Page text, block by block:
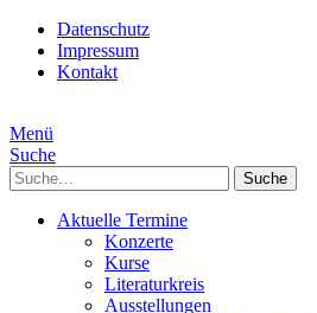
Datenschutz
Impressum
Kontakt
Menü
Suche
Suche
Aktuelle Termine
Konzerte
Kurse
Literaturkreis
Ausstellungen